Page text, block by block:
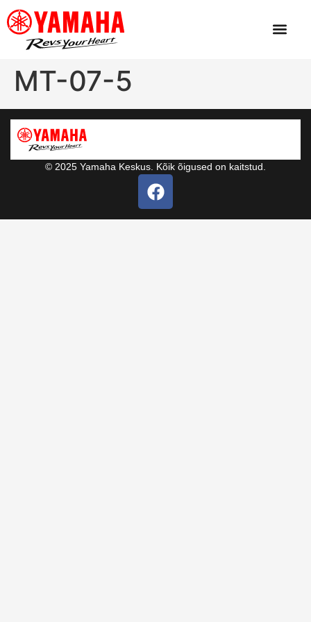
MT-07-5
© 2025 Yamaha Keskus. Kõik õigused on kaitstud.